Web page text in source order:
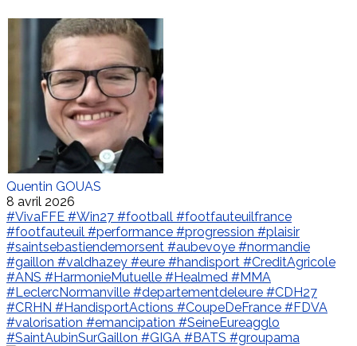
Quentin GOUAS
8 avril 2026
#VivaFFE #Win27 #football #footfauteuilfrance
#footfauteuil #performance #progression #plaisir
#saintsebastiendemorsent #aubevoye #normandie
#gaillon #valdhazey #eure #handisport #CreditAgricole
#ANS #HarmonieMutuelle #Healmed #MMA
#LeclercNormanville #departementdeleure #CDH27
#CRHN #HandisportActions #CoupeDeFrance #FDVA
#valorisation #emancipation #SeineEureagglo
#SaintAubinSurGaillon #GIGA #BATS #groupama